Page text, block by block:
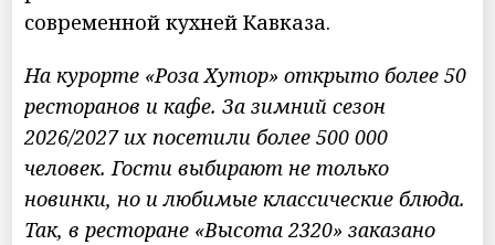
современной кухней Кавказа.
На курорте «Роза Хутор» открыто более 50
ресторанов и кафе.За зимний сезон
2026/2027 их посетили более 500 000
человек. Гости выбирают не только
новинки, но и любимые классические блюда.
Так, в ресторане «Высота 2320» заказано